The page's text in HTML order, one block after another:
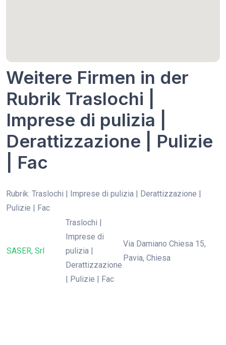
Weitere Firmen in der
Rubrik Traslochi |
Imprese di pulizia |
Derattizzazione | Pulizie
| Fac
Rubrik: Traslochi | Imprese di pulizia | Derattizzazione |
Pulizie | Fac
SASER, Srl
Traslochi |
Imprese di
pulizia |
Derattizzazione
| Pulizie | Fac
Via Damiano Chiesa 15,
Pavia, Chiesa